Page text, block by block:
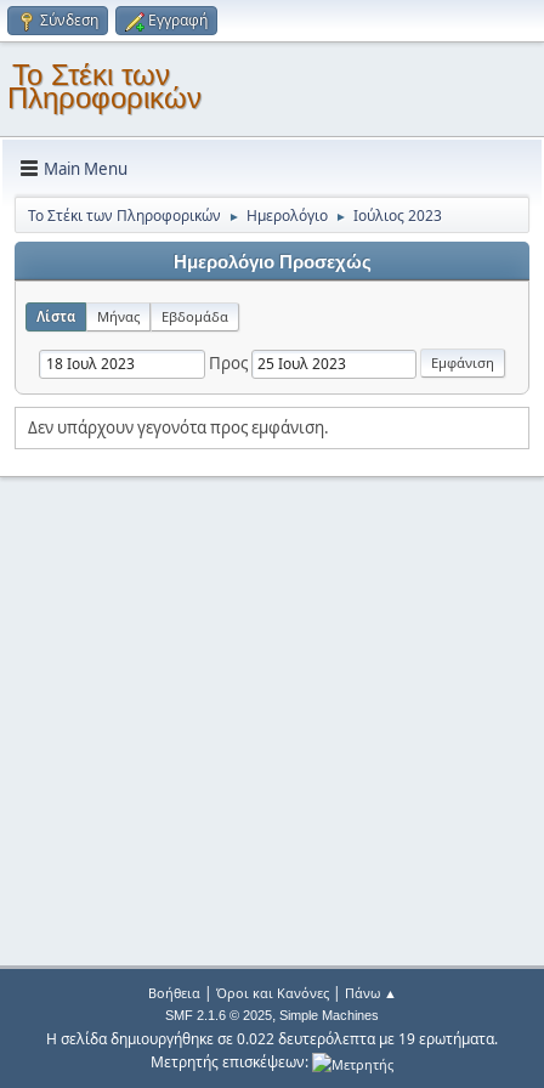
Σύνδεση Εγγραφή
Το Στέκι των
Πληροφορικών
Main Menu
Το Στέκι των Πληροφορικών ► Ημερολόγιο ► Ιούλιος 2023
Ημερολόγιο Προσεχώς
Λίστα Μήνας Εβδομάδα
Προς
Δεν υπάρχουν γεγονότα προς εμφάνιση.
Βοήθεια| Όροι και Κανόνες| Πάνω ▲
SMF 2.1.6 © 2025, Simple Machines
Η σελίδα δημιουργήθηκε σε 0.022 δευτερόλεπτα με 19 ερωτήματα.
Μετρητής επισκέψεων: